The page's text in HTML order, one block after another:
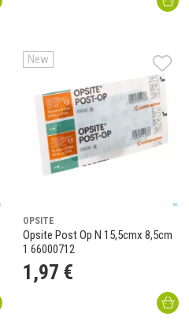
New
OPSITE
Opsite Post Op N 15,5cmx 8,5cm
1 66000712
1 ,97 €